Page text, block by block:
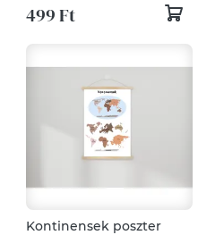
499 Ft
Kontinensek poszter